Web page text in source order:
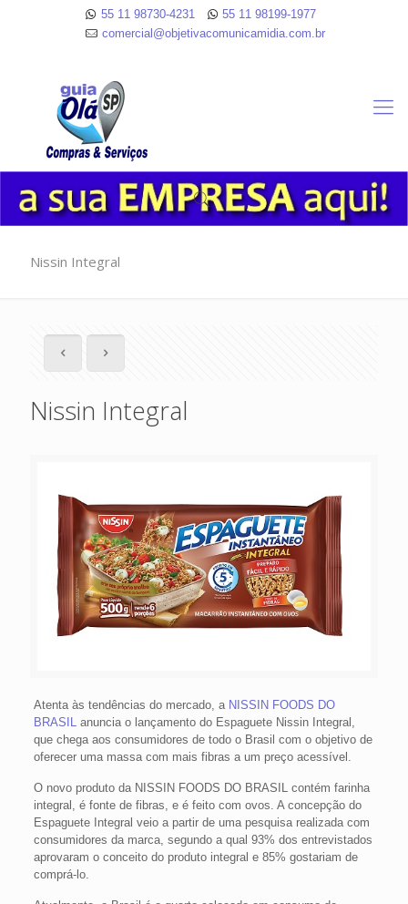
55 11 98730-4231
55 11 98199-1977
comercial@objetivacomunicamidia.com.br
Nissin Integral
Nissin Integral
Atenta às tendências do mercado, a NISSIN FOODS DO
BRASIL
anuncia o lançamento do Espaguete Nissin Integral,
que chega aos consumidores de todo o Brasil com o objetivo de
oferecer uma massa com mais fibras a um preço acessível.
O novo produto da NISSIN FOODS DO BRASIL contém farinha
integral, é fonte de fibras, e é feito com ovos. A concepção do
Espaguete Integral veio a partir de uma pesquisa realizada com
consumidores da marca, segundo a qual 93% dos entrevistados
aprovaram o conceito do produto integral e 85% gostariam de
comprá-lo.